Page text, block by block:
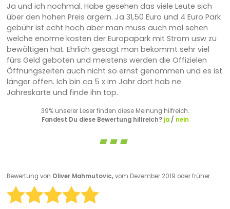
Ja und ich nochmal. Habe gesehen das viele Leute sich
über den hohen Preis ärgern. Ja 31,50 Euro und 4 Euro Park
gebühr ist echt hoch aber man muss auch mal sehen
welche enorme kosten der Europapark mit Strom usw zu
bewältigen hat. Ehrlich gesagt man bekommt sehr viel
fürs Geld geboten und meistens werden die Offizielen
Öffnungszeiten auch nicht so ernst genommen und es ist
länger offen. Ich bin ca 5 x im Jahr dort hab ne
Jahreskarte und finde ihn top.
39% unserer Leser finden diese Meinung hilfreich.
Fandest Du diese Bewertung hilfreich? ja/ nein
Bewertung von Oliver Mahmutovic,vom Dezember 2019 oder früher